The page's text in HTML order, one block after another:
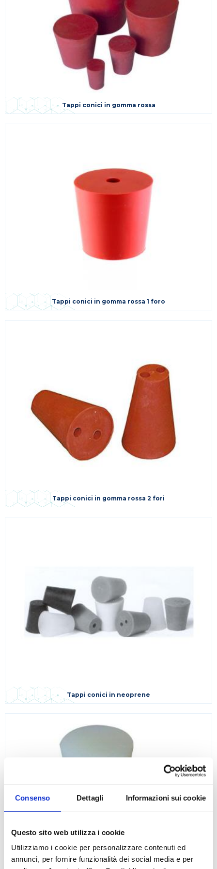
Consenso Dettagli Informazioni sui cookie
Questo sito web utilizza i cookie
Utilizziamo i cookie per personalizzare contenuti ed
annunci, per fornire funzionalità dei social media e per
Tappi conici in gomma rossa
Tappi conici in gomma rossa 1 foro
Tappi conici in gomma rossa 2 fori
Tappi conici in neoprene